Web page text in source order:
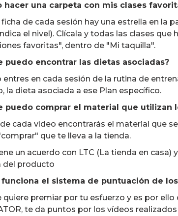
hacer una carpeta con mis clases
ficha de cada sesión hay una estrella en la
el nivel). Clícala y todas las clases
favoritas", dentro de "Mi taquilla".
puedo encontrar las dietas asociadas?
entres en cada sesión de la rutina de
la dieta asociada a ese Plan específico.
puedo comprar el material que utilizan
cada vídeo encontrarás el material que
que te lleva a la tienda.
un acuerdo con LTC (La tienda en casa)
del producto
funciona el sistema de puntuación de
quiere premiar por tu esfuerzo y es por ello
te da puntos por los vídeos